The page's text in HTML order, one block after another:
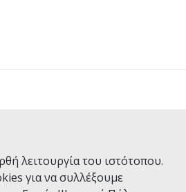
λειτουργία του ιστότοπου.
για να συλλέξουμε